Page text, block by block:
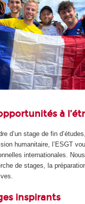
à
d’un stage de fin
humanitaire, l’ESGT
internationales.
de stages, la
inspirants